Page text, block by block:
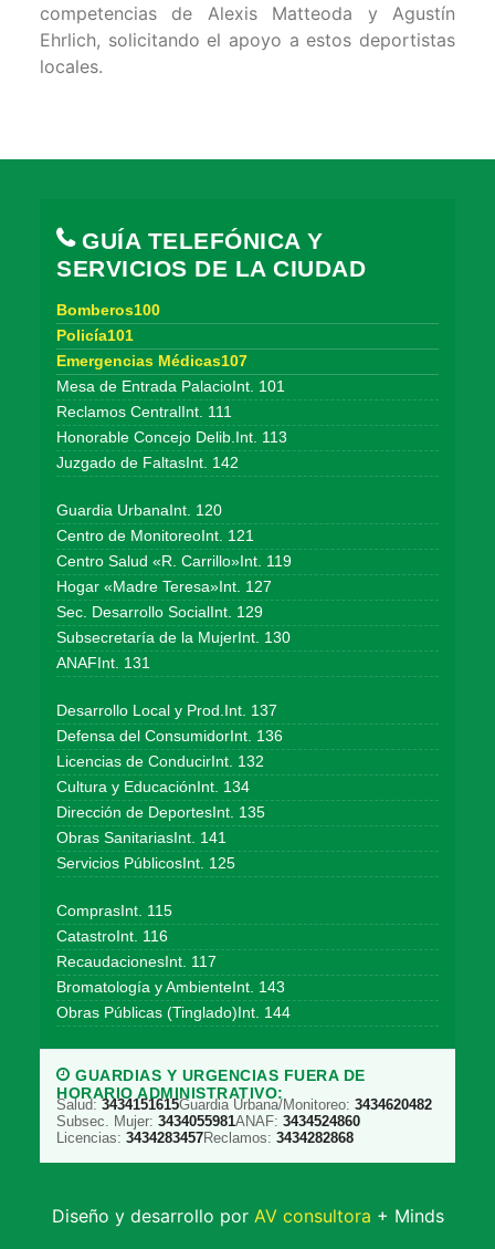
competencias de Alexis Matteoda y Agustín
Ehrlich, solicitando el apoyo a estos deportistas
locales.
GUÍA TELEFÓNICA Y
SERVICIOS DE LA CIUDAD
Bomberos100
Policía101
Emergencias Médicas107
Mesa de Entrada PalacioInt. 101
Reclamos CentralInt. 111
Honorable Concejo Delib.Int. 113
Juzgado de FaltasInt. 142
Guardia UrbanaInt. 120
Centro de MonitoreoInt. 121
Centro Salud «R. Carrillo»Int. 119
Hogar «Madre Teresa»Int. 127
Sec. Desarrollo SocialInt. 129
Subsecretaría de la MujerInt. 130
ANAFInt. 131
Desarrollo Local y Prod.Int. 137
Defensa del ConsumidorInt. 136
Licencias de ConducirInt. 132
Cultura y EducaciónInt. 134
Dirección de DeportesInt. 135
Obras SanitariasInt. 141
Servicios PúblicosInt. 125
ComprasInt. 115
CatastroInt. 116
RecaudacionesInt. 117
Bromatología y AmbienteInt. 143
Obras Públicas (Tinglado)Int. 144
GUARDIAS Y URGENCIAS FUERA DE
HORARIO ADMINISTRATIVO:
Salud: 3434151615Guardia Urbana/Monitoreo: 3434620482
Subsec. Mujer: 3434055981ANAF: 3434524860
Licencias: 3434283457Reclamos: 3434282868
Diseño y desarrollo por AV consultora + Minds